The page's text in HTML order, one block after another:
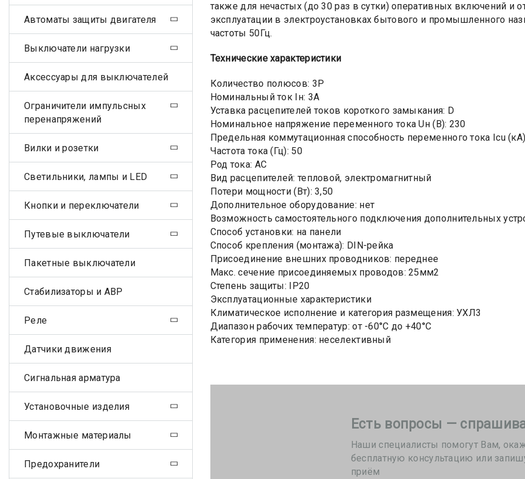
также для нечастых (до 30 раз в сутки) оперативных включений и
эксплуатации в электроустановках бытового и промышленного
частоты 50Гц.
Технические характеристики
Количество полюсов: 3Р
Номинальный ток Iн: 3А
Уставка расцепителей токов короткого замыкания: D
Номинальное напряжение переменного тока Uн (В): 230
Предельная коммутационная способность переменного тока Icu
Частота тока (Гц): 50
Род тока: AC
Вид расцепителей: тепловой, электромагнитный
Потери мощности (Вт): 3,50
Дополнительное оборудование: нет
Возможность самостоятельного подключения дополнительных
Способ установки: на панели
Способ крепления (монтажа): DIN-рейка
Присоединение внешних проводников: переднее
Макс. сечение присоединяемых проводов: 25мм2
Степень защиты: IP20
Эксплуатационные характеристики
Климатическое исполнение и категория размещения: УХЛ3
Диапазон рабочих температур: от -60°С до +40°С
Категория применения: неселективный
Есть вопросы —
Наши специалисты помогут Вам,
бесплатную консультацию или
приём
Автоматы защиты двигателя
Выключатели нагрузки
Аксессуары для выключателей
Ограничители импульсных
перенапряжений
Вилки и розетки
Светильники, лампы и LED
Кнопки и переключатели
Путевые выключатели
Пакетные выключатели
Стабилизаторы и АВР
Реле
Датчики движения
Сигнальная арматура
Установочные изделия
Монтажные материалы
Предохранители